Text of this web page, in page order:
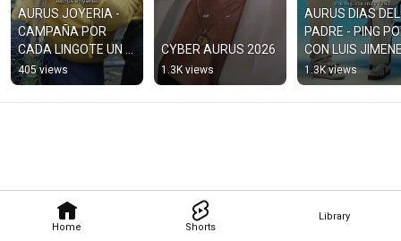
Home Shorts
Library
AURUS JOYERIA -
CAMPAÑA POR
CADA LINGOTE UN
ARBOL 2026
405 views
CYBER AURUS 2026
1.3K views
AURUS DIAS DEL
PADRE - PING
CON LUIS
1.3K views